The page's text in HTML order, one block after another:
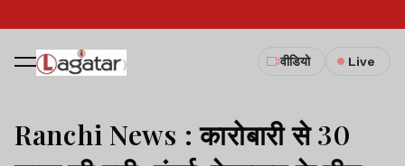
वीडियो Live
Ranchi News : कारोबारी से 30